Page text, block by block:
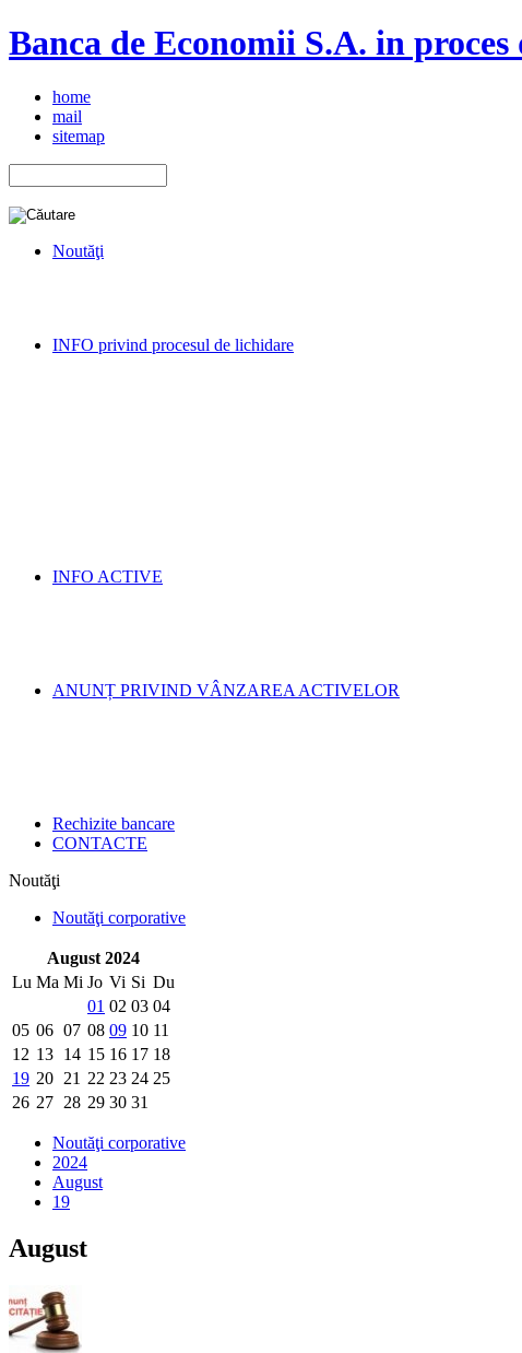
Banca de Economii S.A. in
home
mail
sitemap
Noutăţi
INFO privind procesul de lichidare
INFO ACTIVE
ANUNȚ PRIVIND VÂNZAREA ACTIVELOR
Rechizite bancare
CONTACTE
Noutăţi
Noutăţi corporative
August 2024
Lu Ma Mi Jo Vi Si Du
01 02 03 04
05 06 07 08 09 10 11
12 13 14 15 16 17 18
19 20 21 22 23 24 25
26 27 28 29 30 31
Noutăţi corporative
2024
August
19
August